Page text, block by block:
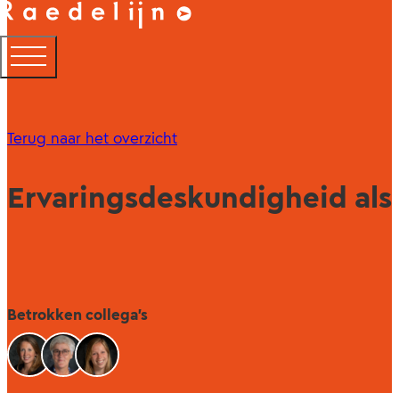
Terug naar het overzicht
Ervaringsdeskundigheid
Betrokken collega's